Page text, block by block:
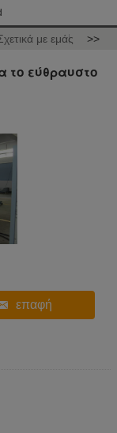
με εμάς >>
το εύθραυστο
επαφή